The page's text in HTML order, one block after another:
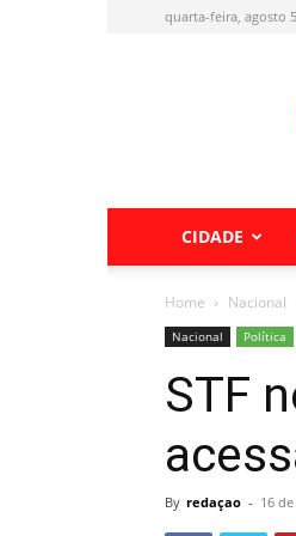
quarta-feira, agosto
CIDADE
Home Nacional
Nacional Política
STF
By redaçao - 16